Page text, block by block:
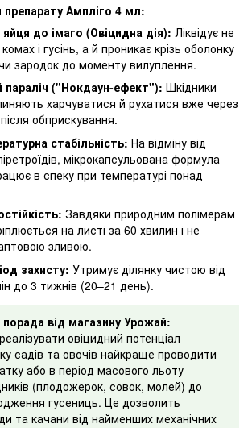
препарату Ампліго 4 мл:
до імаго (Овіцидна дія): Ліквідує не
і гусінь, а й проникає крізь оболонку
зародок до моменту вилуплення.
параліч ("Нокдаун-ефект"): Шкідники
харчуватися й рухатися вже через
обприскування.
стабільність: На відміну від
мікрокапсульована формула
в спеку при температурі понад
Завдяки природним полімерам
на листі за 60 хвилин і не
зливою.
захисту: Утримує ділянку чистою від
до 3 тижнів (20–21 день).
від магазину Урожай:
овіцидний потенціал
садів та овочів найкраще проводити
або в період масового льоту
(плодожерок, совок, молей) до
гусениць. Це дозволить
та качани від найменших механічних